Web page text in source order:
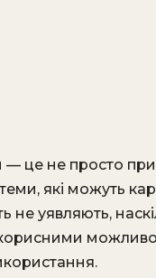
це не просто
які
не уявляють,